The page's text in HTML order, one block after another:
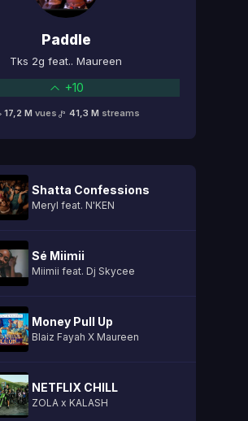
Paddle
Tks 2g feat.. Maureen
+10
17,2 M vues 41,3 M streams
Shatta Confessions
Meryl feat. N'KEN
Sé Miimii
Miimii feat. Dj Skycee
Money Pull Up
Blaiz Fayah X Maureen
NETFLIX CHILL
ZOLA x KALASH